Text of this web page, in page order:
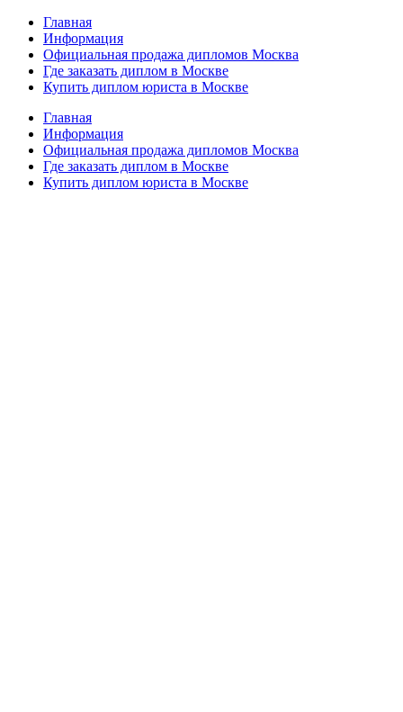
Главная
Информация
Официальная продажа дипломов Москва
Где заказать диплом в Москве
Купить диплом юриста в Москве
Главная
Информация
Официальная продажа дипломов Москва
Где заказать диплом в Москве
Купить диплом юриста в Москве